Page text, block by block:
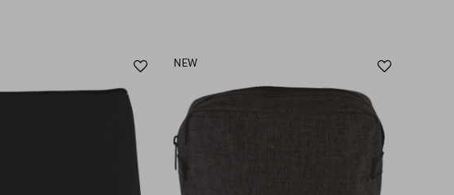
Ajouter
favoris
NEW